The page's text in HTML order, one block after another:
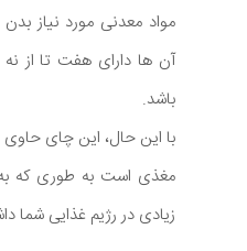
مواد معدنی مورد نیاز
آن ها دارای هفت تا از
باشد.
با این حال، این چای حاوی
مغذی است به طوری که
زیادی در رژیم غذایی شما